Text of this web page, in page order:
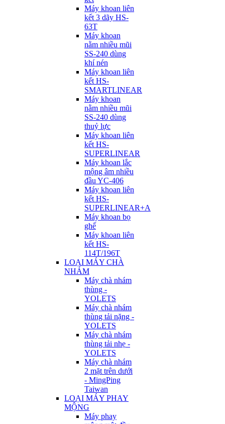
Máy khoan liên
kết 3 dãy HS-
63T
Máy khoan
nằm nhiều mũi
SS-240 dùng
khí nén
Máy khoan liên
kết HS-
SMARTLINEAR
Máy khoan
nằm nhiều mũi
SS-240 dùng
thuỷ lực
Máy khoan liên
kết HS-
SUPERLINEAR
Máy khoan lắc
mộng âm nhiều
đầu YC-406
Máy khoan liên
kết HS-
SUPERLINEAR+A
Máy khoan bọ
ghế
Máy khoan liên
kết HS-
114T/196T
LOẠI MÁY CHÀ
NHÁM
Máy chà nhám
thùng -
YOLETS
Máy chà nhám
thùng tải nặng -
YOLETS
Máy chà nhám
thùng tải nhẹ -
YOLETS
Máy chà nhám
2 mặt trên dưới
- MingPing
Taiwan
LOẠI MÁY PHAY
MỘNG
Máy phay